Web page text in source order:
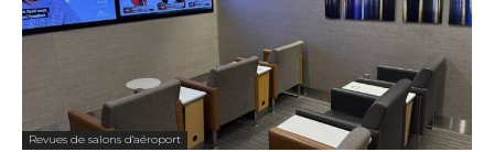
Revues de salons d'aéroport